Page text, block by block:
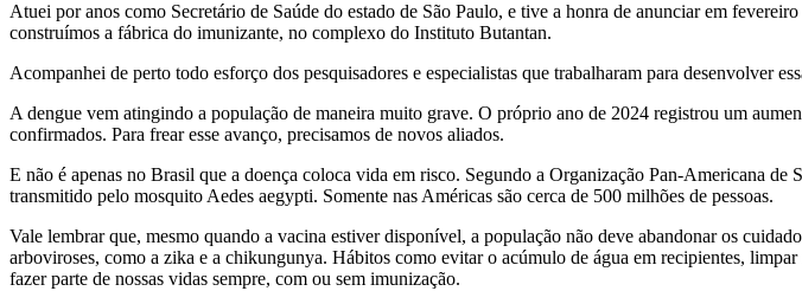
Atuei por anos como Secretário de Saúde do estado de São Paulo, e tive a honra de anunciar em
construímos a fábrica do imunizante, no complexo do Instituto Butantan.
Acompanhei de perto todo esforço dos pesquisadores e especialistas que trabalharam para desenvolver
A dengue vem atingindo a população de maneira muito grave. O próprio ano de 2024 registrou um
confirmados. Para frear esse avanço, precisamos de novos aliados.
E não é apenas no Brasil que a doença coloca vida em risco. Segundo a Organização Pan-Americana
transmitido pelo mosquito Aedes aegypti. Somente nas Américas são cerca de 500 milhões de pessoas.
Vale lembrar que, mesmo quando a vacina estiver disponível, a população não deve abandonar os
arboviroses, como a zika e a chikungunya. Hábitos como evitar o acúmulo de água em recipientes,
fazer parte de nossas vidas sempre, com ou sem imunização.